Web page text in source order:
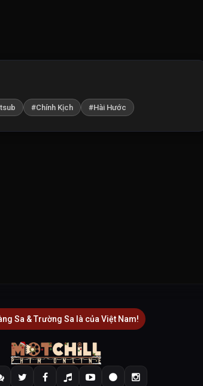
#Chính Kịch #Hài Hước
Sa & Trường Sa là của Việt Nam!